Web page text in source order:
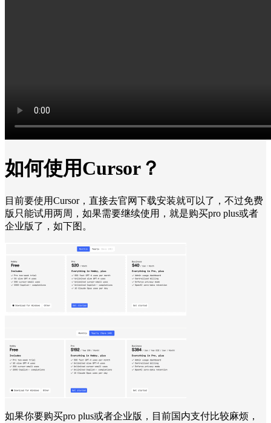
如何使用Cursor？
目前要使用Cursor，直接去官网下载安装就可以了，不过免费
版只能试用两周，如果需要继续使用，就是购买pro plus或者
企业版了，如下图。
如果你要购买pro plus或者企业版，目前国内支付比较麻烦，